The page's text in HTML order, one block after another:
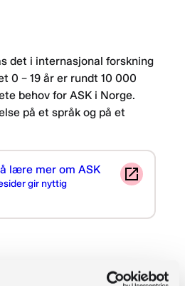
det i internasjonal forskning
0 – 19 år er rundt 10 000
behov for ASK i Norge.
på et språk og på et
lære mer om ASK
gir nyttig